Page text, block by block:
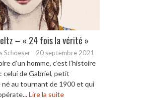
– « 24 fois la vérité »
Schoeser - 20 septembre 2021
d’un homme, c’est l’histoire
celui de Gabriel, petit
né au tournant de 1900 et qui
Lire la suite